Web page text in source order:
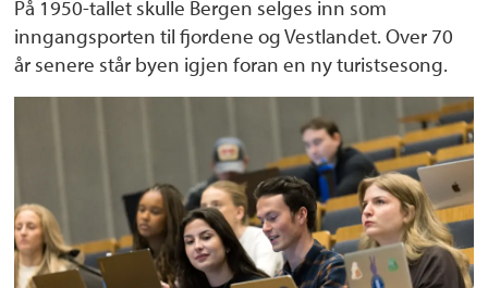
På 1950-tallet skulle Bergen selges inn som
inngangsporten til fjordene og Vestlandet. Over 70
år senere står byen igjen foran en ny turistsesong.